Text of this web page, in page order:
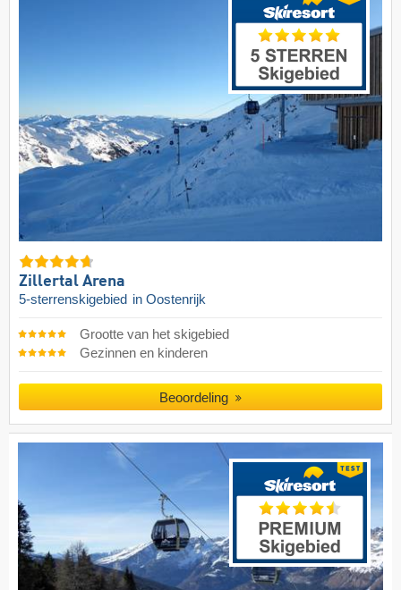
Zillertal Arena
5-sterrenskigebied in Oostenrijk
Grootte van het skigebied
Gezinnen en kinderen
Beoordeling